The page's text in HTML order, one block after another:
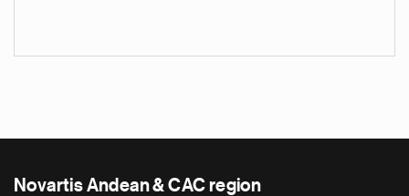
Novartis Andean & CAC region